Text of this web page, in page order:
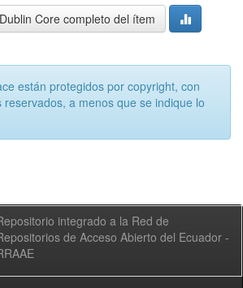
Core completo del ítem
están protegidos por copyright, con
a menos que se indique lo
integrado a la Red de
de Acceso Abierto del Ecuador -